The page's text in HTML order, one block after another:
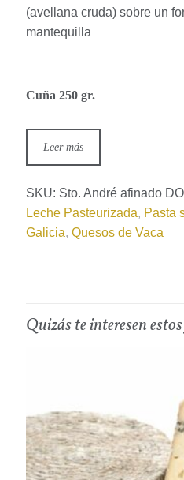
(avellana cruda) sobre un
mantequilla
Cuña 250 gr.
Leer más
SKU: Sto. André afinado
Leche Pasteurizada, Pasta
Galicia, Quesos de Vaca
Quizás te interesen